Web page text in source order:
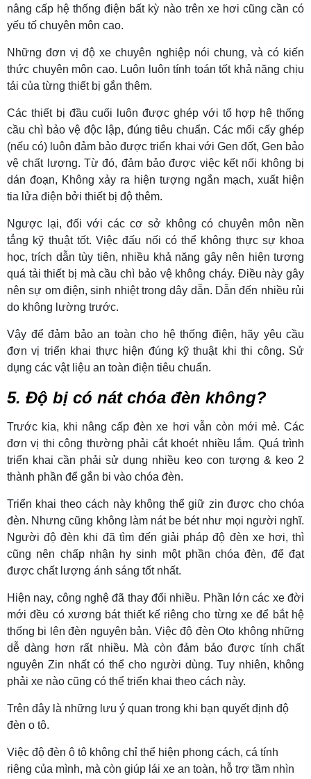
nâng cấp hệ thống điện bất kỳ nào trên xe hơi cũng cần có
yếu tố chuyên môn cao.
Những đơn vị độ xe chuyên nghiệp nói chung, và có kiến
thức chuyên môn cao. Luôn luôn tính toán tốt khả năng chịu
tải của từng thiết bị gắn thêm.
Các thiết bị đầu cuối luôn được ghép với tổ hợp hệ thống
cầu chì bảo vệ độc lập, đúng tiêu chuẩn. Các mối cấy ghép
(nếu có) luôn đảm bảo được triển khai với Gen đốt, Gen bảo
vệ chất lượng. Từ đó, đảm bảo được việc kết nối không bị
dán đoạn, Không xảy ra hiện tượng ngắn mạch, xuất hiện
tia lửa điện bởi thiết bị độ thêm.
Ngược lại, đối với các cơ sở không có chuyên môn nền
tẳng kỹ thuật tốt. Việc đấu nối có thể không thực sự khoa
học, trích dẫn tùy tiện, nhiều khả năng gây nên hiện tượng
quá tải thiết bị mà cầu chì bảo vệ không cháy. Điều này gây
nên sự om điện, sinh nhiệt trong dây dẫn. Dẫn đến nhiều rủi
do không lường trước.
Vậy để đảm bảo an toàn cho hệ thống điện, hãy yêu cầu
đơn vị triển khai thực hiện đúng kỹ thuật khi thi công. Sử
dụng các vật liệu an toàn điện tiêu chuẩn.
5. Độ bị có nát chóa đèn không?
Trước kia, khi nâng cấp đèn xe hơi vẫn còn mới mẻ. Các
đơn vị thi công thường phải cắt khoét nhiều lắm. Quá trình
triển khai cần phải sử dụng nhiều keo con tượng & keo 2
thành phần để gắn bi vào chóa đèn.
Triển khai theo cách này không thể giữ zin được cho chóa
đèn. Nhưng cũng không làm nát be bét như mọi người nghĩ.
Người độ đèn khi đã tìm đến giải pháp độ đèn xe hơi, thì
cũng nên chấp nhận hy sinh một phần chóa đèn, để đạt
được chất lượng ánh sáng tốt nhất.
Hiện nay, công nghệ đã thay đổi nhiều. Phần lớn các xe đời
mới đều có xương bát thiết kế riêng cho từng xe để bắt hệ
thống bi lên đèn nguyên bản. Việc độ đèn Oto không những
dễ dàng hơn rất nhiều. Mà còn đảm bảo được tính chất
nguyên Zin nhất có thể cho người dùng. Tuy nhiên, không
phải xe nào cũng có thể triển khai theo cách này.
Trên đây là những lưu ý quan trong khi bạn quyết định độ
đèn o tô.
Việc độ đèn ô tô không chỉ thể hiện phong cách, cá tính
riêng của mình, mà còn giúp lái xe an toàn, hỗ trợ tầm nhìn